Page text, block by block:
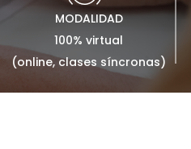
MODALIDAD
100% virtual
(online, clases síncronas)